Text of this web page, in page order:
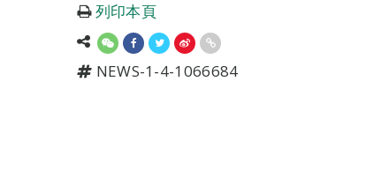
列印本頁
NEWS-1-4-1066684